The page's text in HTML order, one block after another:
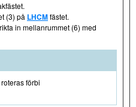
(3) på LHCMfästet.
in mellanrummet (6) med
förbi